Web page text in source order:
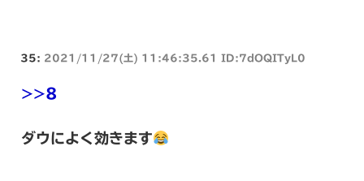
35: 2021/11/27(土) 11:46:35.61 ID:7dOQITyL0
>>8
ダウによく効きます